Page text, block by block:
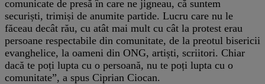
comunicate de presă în care ne jigneau, că suntem
securiști, trimiși de anumite partide. Lucru care nu le
făceau decât rău, cu atât mai mult cu cât la protest erau
persoane respectabile din comunitate, de la preotul bisericii
evanghelice, la oameni din ONG, artiști, scriitori. Chiar
dacă te poți lupta cu o persoană, nu te poți lupta cu o
comunitate”, a spus Ciprian Ciocan.